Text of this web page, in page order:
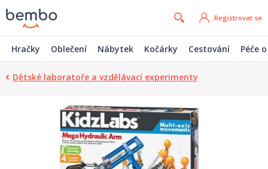
Registrovat se
Hračky Oblečení Nábytek Kočárky Cestování Péče
Dětské laboratoře a vzdělávací experimenty